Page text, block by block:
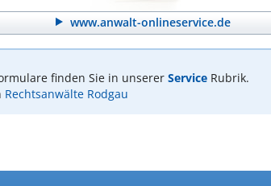
www.anwalt-onlineservice.de
finden Sie in unserer ServiceRubrik.
Rechtsanwälte Rodgau